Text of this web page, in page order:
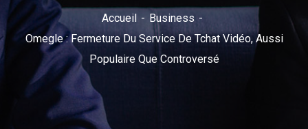
Accueil
Business
Omegle : Fermeture Du Service De Tchat Vidéo, Aussi
Populaire Que Controversé